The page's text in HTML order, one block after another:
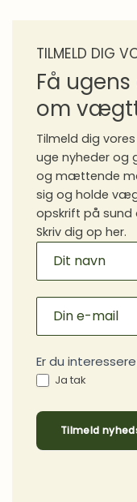
Dag 21 Hold fast,
Dag 22
Forstå dine
mad
Gør op
Dag 24Se, hvor
Dag 25Skab
TILMELD DIG
Få
om
Tilmeld dig
uge nyheder og
og mættende
sig og holde
opskrift på sund
Skriv dig op her.
MAILCHIMP
SIGNUP
Er du
Ja tak
Tilmeld